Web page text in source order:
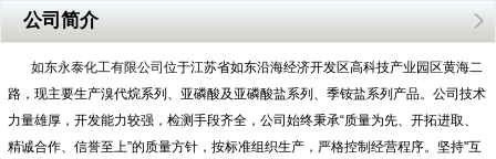
公司简介
如东永泰化工有限公司 位于江苏省如东沿海经济开发区高科技产业园区黄海二
路，现主要生产溴代烷系列、亚磷酸及亚磷酸盐系列、季铵盐系列产品。公司技术
力量雄厚，开发能力较强，检测手段齐全，公司始终秉承“质量为先、开拓进取、
精诚合作、信誉至上”的质量方针，按标准组织生产，严格控制经营程序。坚持"互